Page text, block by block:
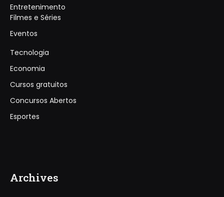
Entretenimento
Filmes e Séries
Eventos
Tecnologia
Economia
Cursos gratuitos
Concursos Abertos
Esportes
Archives